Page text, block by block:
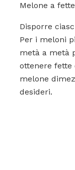
Melone a
Disporre
Per i meloni
metà a metà
ottenere fette
melone
desideri.